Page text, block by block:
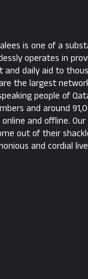
is one of a
operates in
and daily aid to
the largest
people of
and around
and offline.
out of their
and cordial